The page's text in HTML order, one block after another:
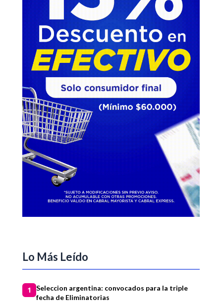
Lo Más Leído
1
Seleccion argentina: convocados para la triple
fecha de Eliminatorias